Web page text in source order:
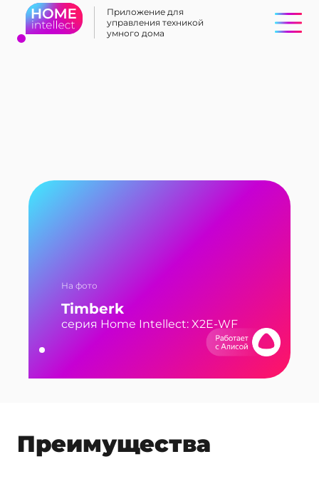
Приложение для
управления техникой
умного дома
На фото
Timberk
серия Home Intellect: X2E-WF
Преимущества